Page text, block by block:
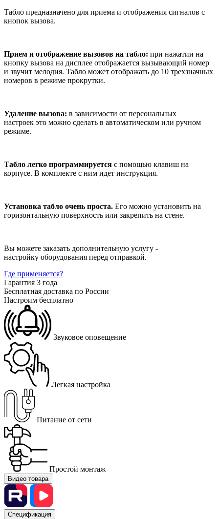
Табло предназначено для приема и отображения сигналов с
кнопок вызова.
Прием и отображение вызовов на табло: при нажатии на
кнопку вызова на дисплее отображается вызывающий номер
и звучит мелодия. Табло может отображать до 10 трехзначных
номеров в режиме прокрутки.
Удаление вызова: в зависимости от персональных
настроек это можно сделать в автоматическом или ручном
режиме.
Табло легко программируется с помощью клавиш на
корпусе. В комплекте с ним идет инструкция.
Установка табло очень проста. Его можно установить на
горизонтальную поверхность или закрепить на стене.
Вы можете заказать дополнительную услугу -
настройку оборудования перед отправкой.
Где применяется?
Гарантия 3 года
Бесплатная доставка по России
Настроим бесплатно
Звуковое оповещение
Легкая настройка
Питание от сети
Простой монтаж
Видео товара
Спецификация